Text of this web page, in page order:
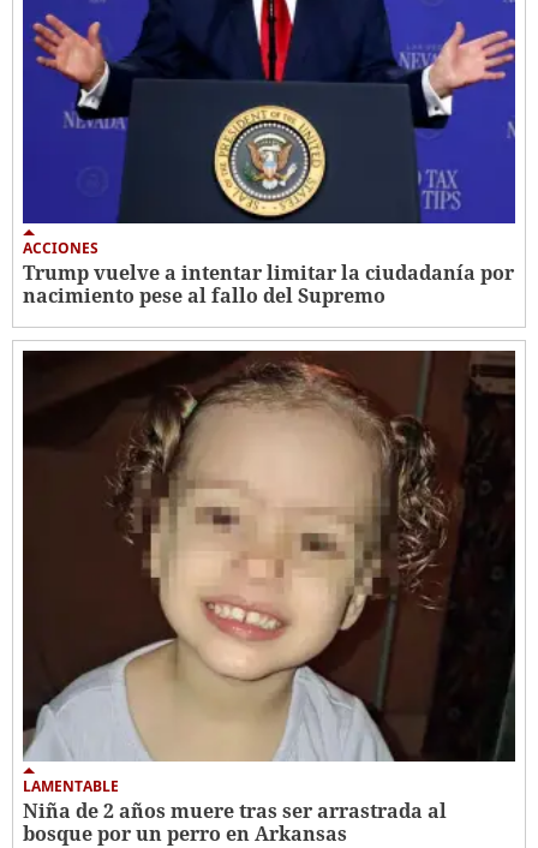
ACCIONES
Trump vuelve a intentar limitar la ciudadanía por
nacimiento pese al fallo del Supremo
LAMENTABLE
Niña de 2 años muere tras ser arrastrada al
bosque por un perro en Arkansas